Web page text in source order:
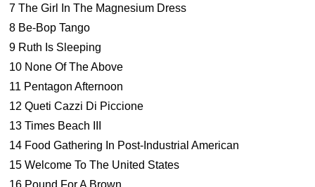
7 The Girl In The Magnesium Dress
8 Be-Bop Tango
9 Ruth Is Sleeping
10 None Of The Above
11 Pentagon Afternoon
12 Queti Cazzi Di Piccione
13 Times Beach III
14 Food Gathering In Post-Industrial American
15 Welcome To The United States
16 Pound For A Brown